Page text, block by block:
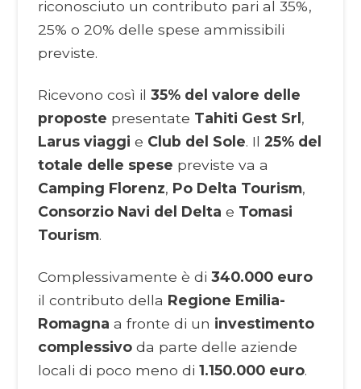
riconosciuto un contributo pari al 35%,
25% o 20% delle spese ammissibili
previste.
Ricevono così il35% del valore delle
proposte presentate Tahiti Gest Srl ,
Larus viaggi e Club del Sole. Il25% del
totale delle spese previste va a
Camping Florenz, Po Delta Tourism,
Consorzio Navi del Delta e Tomasi
Tourism.
Complessivamente è di340.000 euro
il contributo della Regione Emilia-
Romagna a fronte di un investimento
complessivo da parte delle aziende
locali di poco meno di1.150.000 euro.